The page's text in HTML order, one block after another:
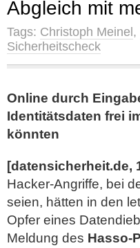
Abgleich mit
Tags: Christoph Meinel ,
Sicherheitscheck
Online durch
Identitätsdaten frei
könnten
[datensicherheit.de,
Hacker-Angriffe, bei
seien, hätten in den
Opfer eines
Meldung des Hasso-